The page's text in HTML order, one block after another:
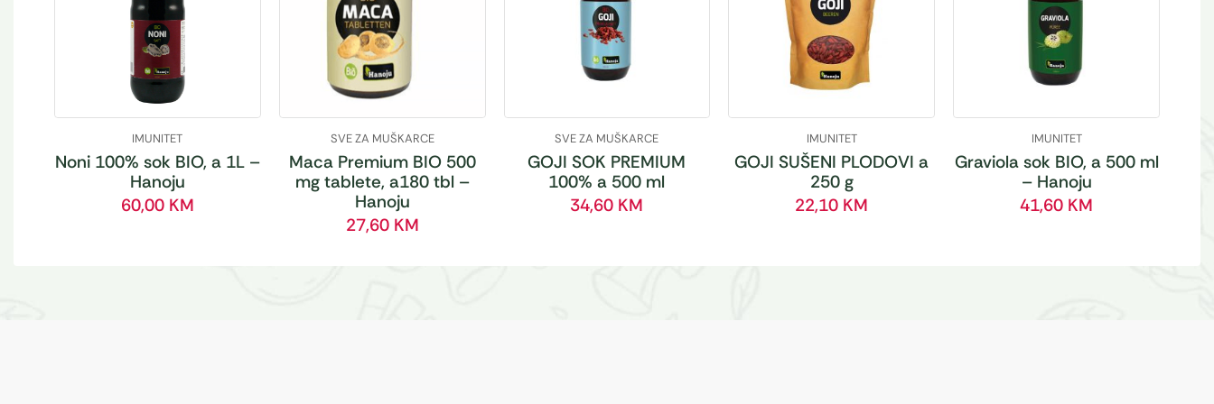
IMUNITET
Noni 100% sok BIO, a 1L –
Hanoju
60,00 KM
SVE ZA MUŠKARCE
Maca Premium BIO 500
mg tablete, a180 tbl –
Hanoju
27,60 KM
SVE ZA MUŠKARCE
GOJI SOK PREMIUM
100% a 500 ml
34,60 KM
IMUNITET
GOJI SUŠENI PLODOVI a
250 g
22,10 KM
IMUNITET
Graviola sok BIO, a 500 ml
– Hanoju
41,60 KM